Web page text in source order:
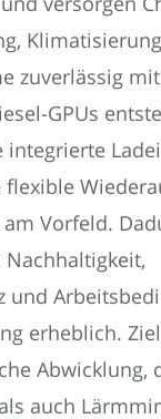
zuverlässig
GPUs
integrierte
Vorfeld.
und
erheblich.
Abwicklung,
auch